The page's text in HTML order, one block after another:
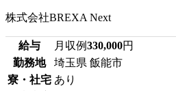
株式会社BREXA Next
給与 月収例330,000円
勤務地
埼玉県 飯能市
寮・社宅 あり